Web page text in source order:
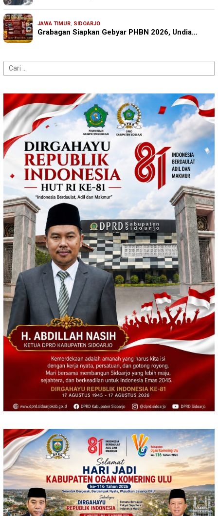
JAWA TIMUR, SIDOARJO
Grabagan Siapkan Gebyar PHBN 2026, Undia…
Cari
untuk: